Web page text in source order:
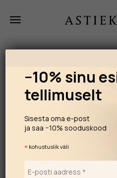
−10% sinu
tellimuselt
Sisesta oma e-post
ja saa −10% sooduskood
* kohustuslik väli